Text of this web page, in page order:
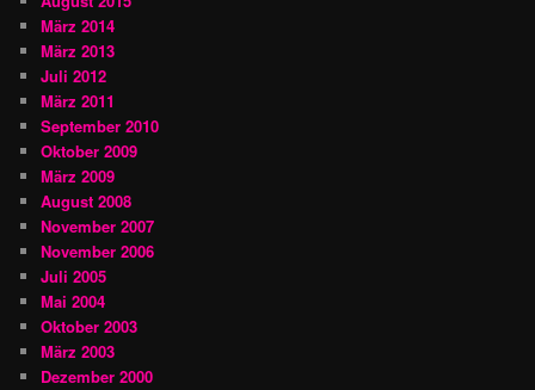
März 2014
März 2013
Juli 2012
März 2011
September 2010
Oktober 2009
März 2009
August 2008
November 2007
November 2006
Juli 2005
Mai 2004
Oktober 2003
März 2003
Dezember 2000